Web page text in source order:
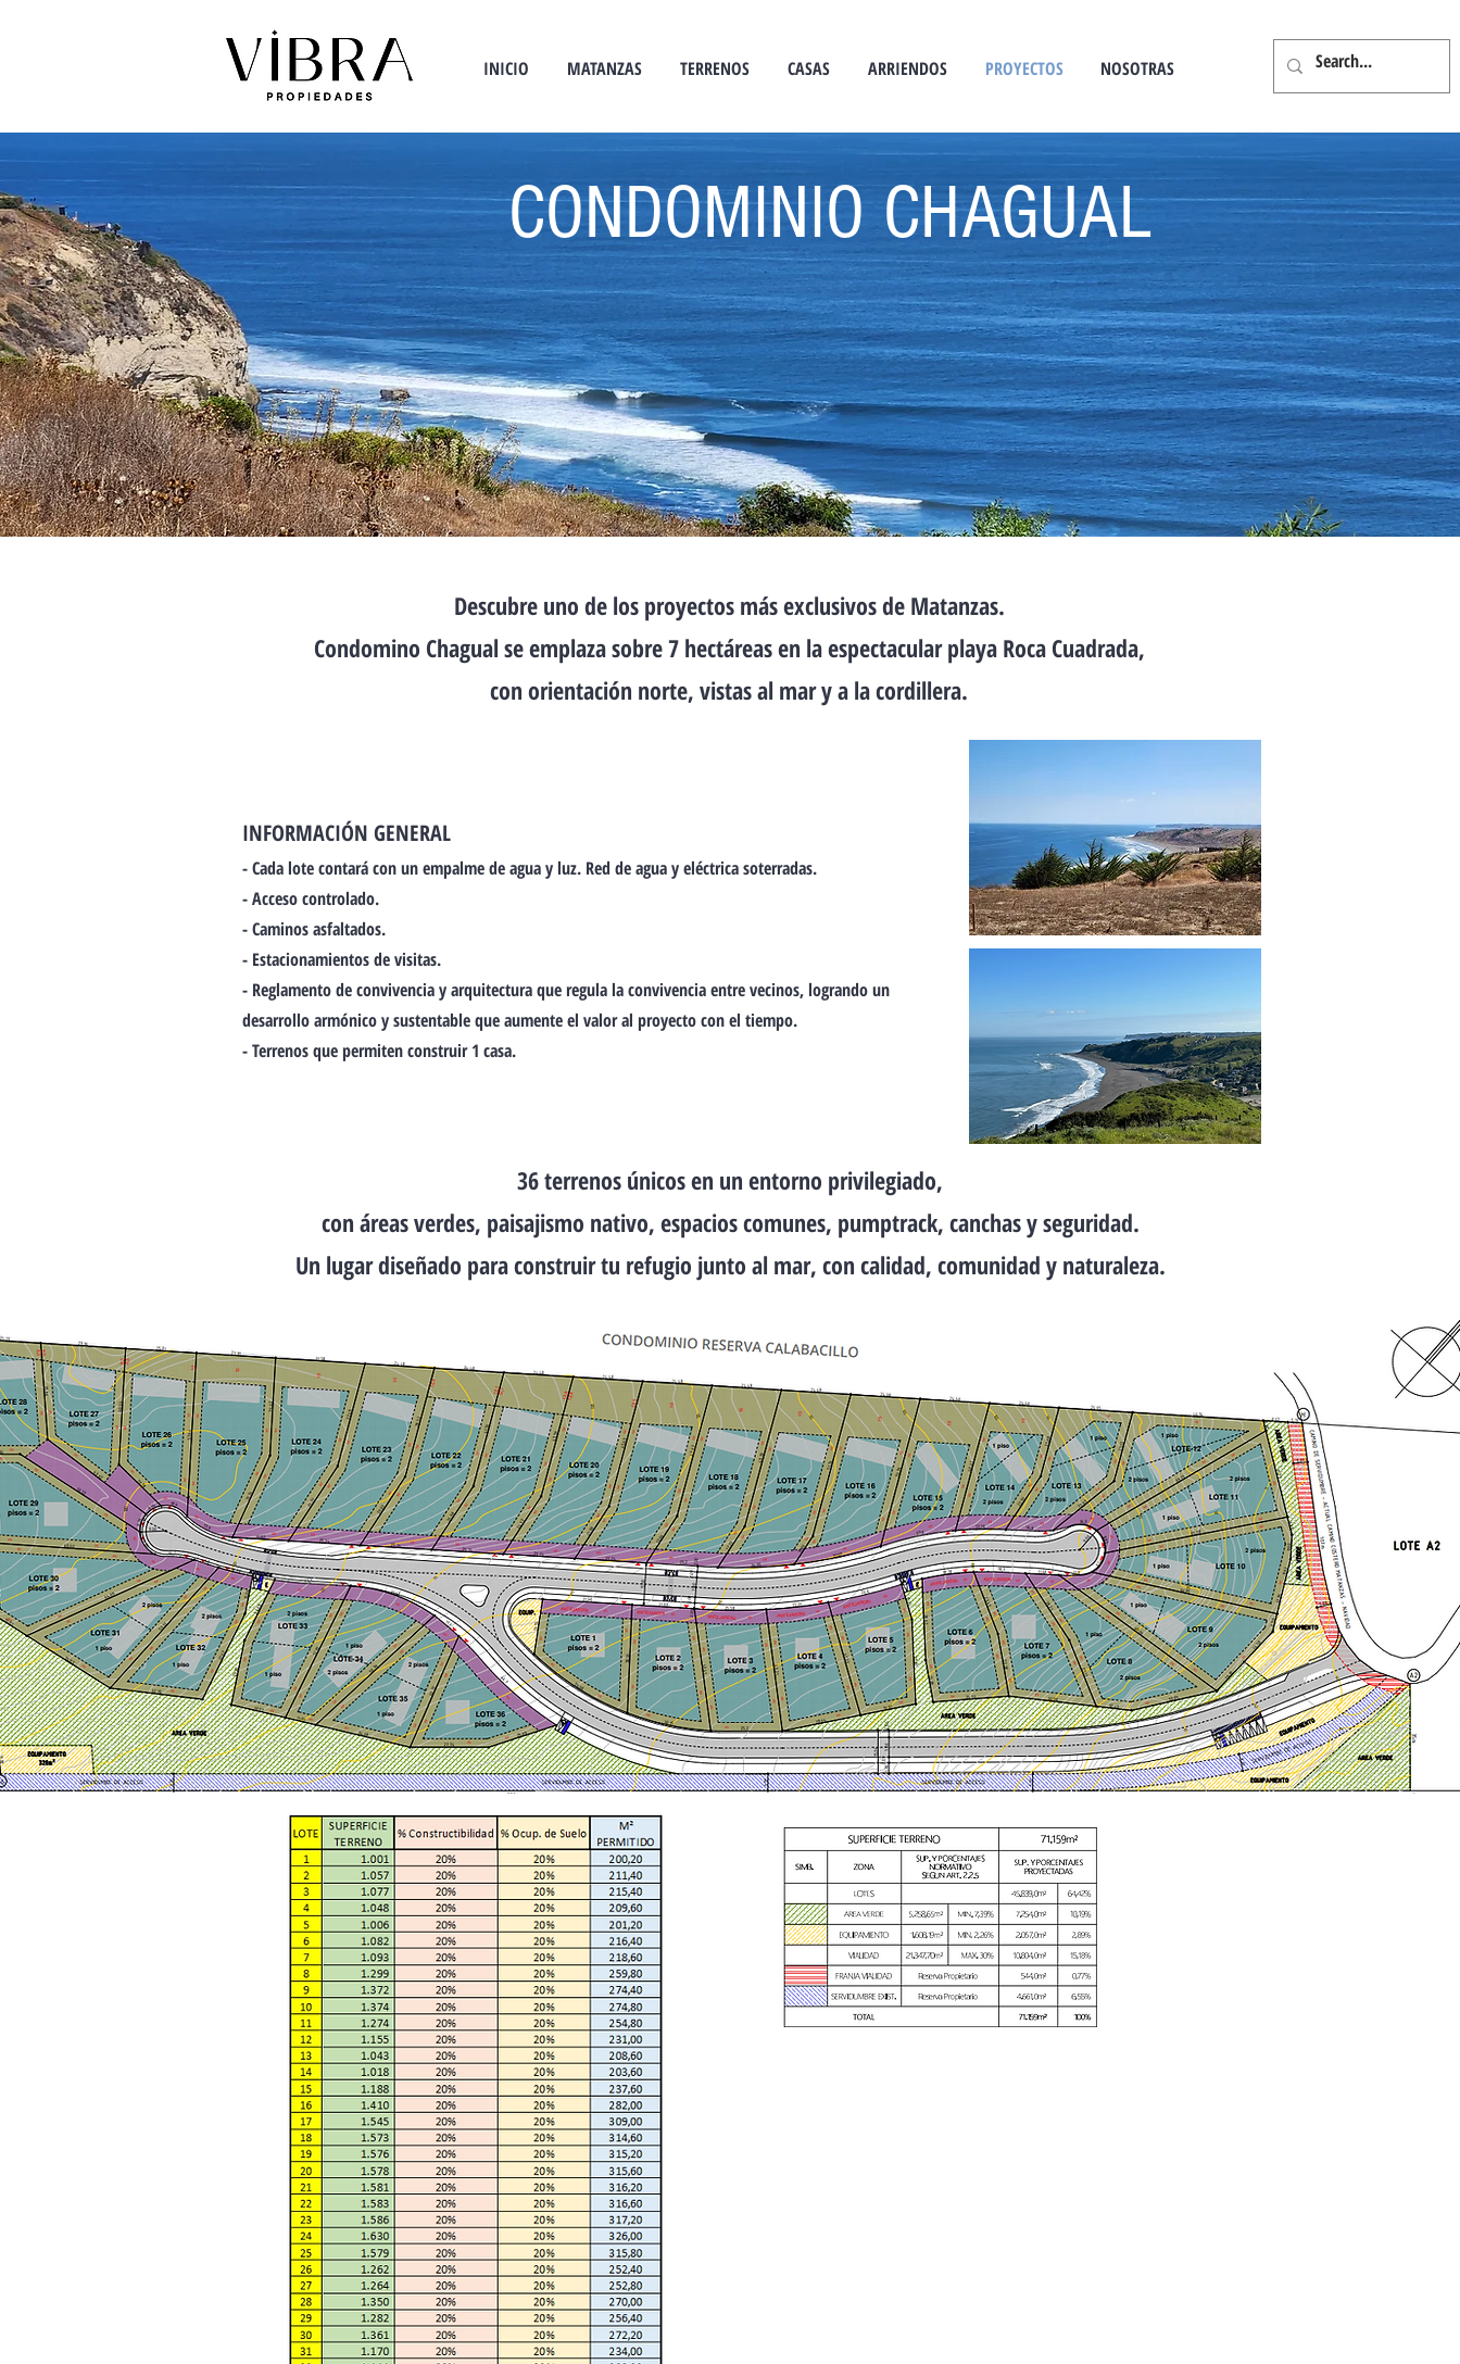
INICIO MATANZAS TERRENOS CASAS ARRIENDOS PROYECTOS NOSOTRAS
CONDOMINIO CHAGUAL
Descubre uno de los proyectos más exclusivos de Matanzas.
Condomino Chagual se emplaza sobre 7 hectáreas en la espectacular playa Roca Cuadrada,
con orientación norte, vistas al mar y a la cordillera.
INFORMACIÓN GENERAL
- Cada lote contará con un empalme de agua y luz. Red de agua y eléctrica soterradas.
- Acceso controlado.
- Caminos asfaltados.
- Estacionamientos de visitas.
- Reglamento de convivencia y arquitectura que regula la convivencia entre vecinos, logrando un
desarrollo armónico y sustentable que aumente el valor al proyecto con el tiempo.
- Terrenos que permiten construir 1 casa.
36 terrenos únicos en un entorno privilegiado,
con áreas verdes, paisajismo nativo, espacios comunes, pumptrack, canchas y seguridad.
Un lugar diseñado para construir tu refugio junto al mar, con calidad, comunidad y naturaleza.